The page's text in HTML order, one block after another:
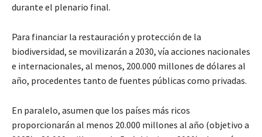
durante el plenario final.
Para financiar la restauración y protección de la
biodiversidad, se movilizarán a 2030, vía acciones nacionales
e internacionales, al menos, 200.000 millones de dólares al
año, procedentes tanto de fuentes públicas como privadas.
En paralelo, asumen que los países más ricos
proporcionarán al menos 20.000 millones al año (objetivo a